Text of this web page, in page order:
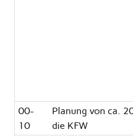
00-
10
Planung von ca.
die KFW